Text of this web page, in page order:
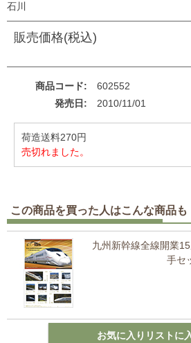
石川
販売価格(税込)
商品コード
602552
発売日
2010/11/01
荷造送料270円
売切れました。
この商品を買った人はこんな商品も
九州新幹線全線開業
手セ